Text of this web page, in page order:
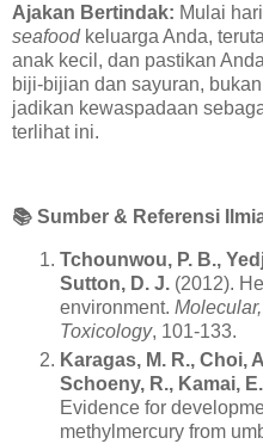
Ajakan Bertindak: Mulai
seafoodkeluarga Anda,
anak kecil, dan pastikan
biji-bijian dan sayuran,
jadikan kewaspadaan
terlihat ini.
📚 Sumber & Referensi
Tchounwou, P. B.,
Sutton, D. J. (2012).
environment.
Toxicology, 101-133.
Karagas, M. R., Choi,
Schoeny, R., Kamai,
Evidence for
methylmercury from